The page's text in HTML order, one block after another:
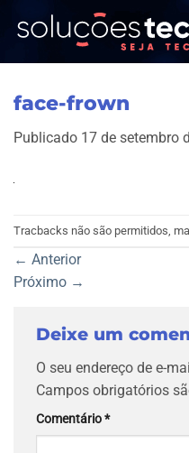
face-frown
Publicado 17 de setembro
Tracbacks não são permitidos,
← Anterior
Próximo →
Deixe um
O seu endereço de e-
Campos obrigatórios
Comentário*